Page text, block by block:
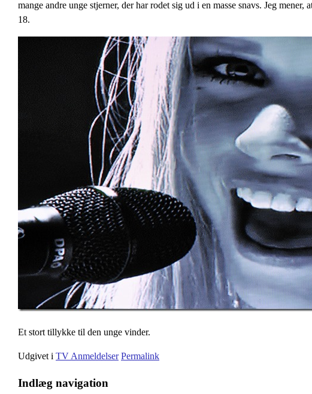
mange andre unge stjerner, der har rodet sig ud i en masse snavs. Jeg
18.
Et stort tillykke til den unge vinder.
Udgivet i TV Anmeldelser Permalink
Indlæg navigation